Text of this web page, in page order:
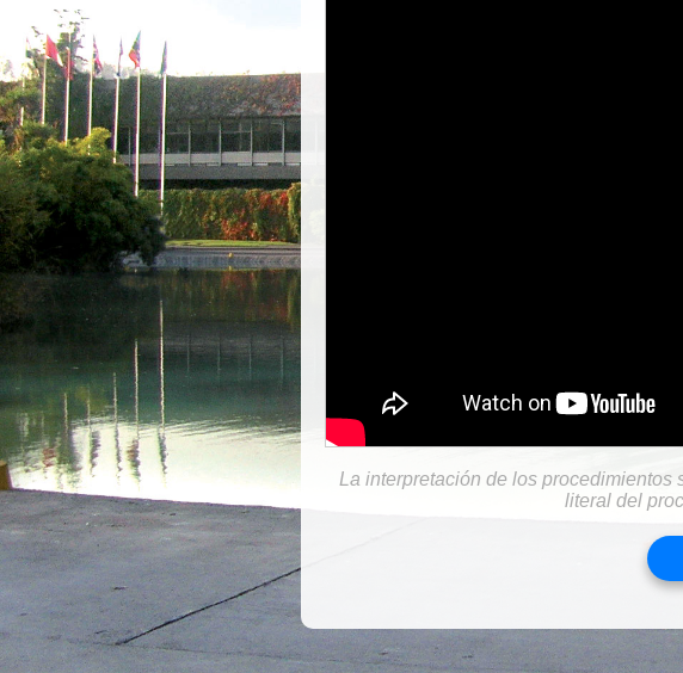
La interpretación de los
literal del